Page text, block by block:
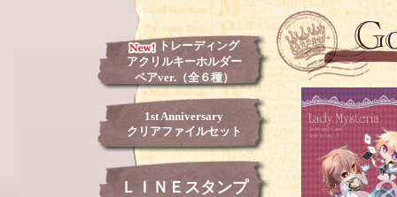
トレーディング
アクリルキーホルダー
ペアver.（全６種）
1st Anniversary
クリアファイルセット
ＬＩＮＥスタンプ